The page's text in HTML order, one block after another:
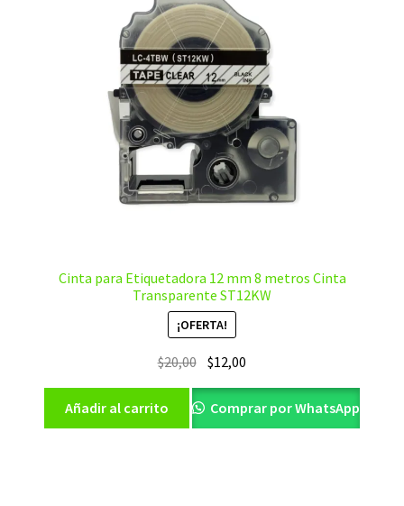
Cinta para Etiquetadora 12 mm 8 metros Cinta
Transparente ST12KW
¡OFERTA!
$20,00 El
precio
original
era:
$12,00
precio
actual
es:
Añadir al carrito Comprar por WhatsApp